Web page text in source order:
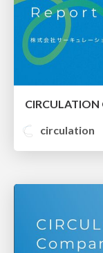
circulation